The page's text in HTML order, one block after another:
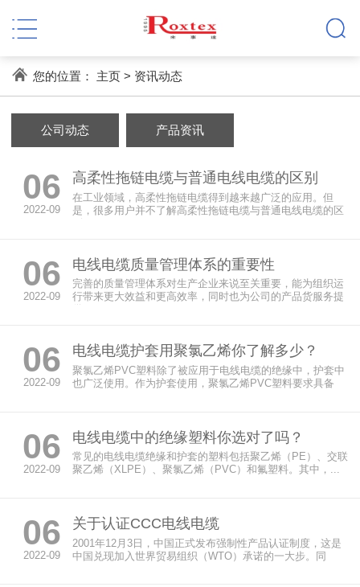
您的位置： 主页> 资讯动态
公司动态 产品资讯
06
2022-09
高柔性拖链电缆与普通电线电缆的区别
在工业领域，高柔性拖链电缆得到越来越广泛的应用。但
是，很多用户并不了解高柔性拖链电缆与普通电线电缆的区
06
2022-09
电线电缆质量管理体系的重要性
完善的质量管理体系对生产企业来说至关重要，能为组织运
行带来更大效益和更高效率，同时也为公司的产品货服务提
06
2022-09
电线电缆护套用聚氯乙烯你了解多少？
聚氯乙烯PVC塑料除了被应用于电线电缆的绝缘中，护套中
也广泛使用。作为护套使用，聚氯乙烯PVC塑料要求具备
06
2022-09
电线电缆中的绝缘塑料你选对了吗？
常见的电线电缆绝缘和护套的塑料包括聚乙烯（PE）、交联
聚乙烯（XLPE）、聚氯乙烯（PVC）和氟塑料。其中，...
06
2022-09
关于认证CCC电线电缆
2001年12月3日，中国正式发布强制性产品认证制度，这是
中国兑现加入世界贸易组织（WTO）承诺的一大步。同